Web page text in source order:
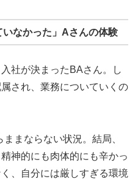
なかった」Aさんの体験
社が決まったBAさん。し
され、業務についていくの
まならない状況。結局、
神的にも肉体的にも辛かっ
、自分には厳しすぎる環境